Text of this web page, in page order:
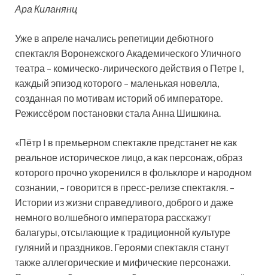
Ара Киланянц
Уже в апреле начались репетиции дебютного
спектакля Воронежского Академического Уличного
театра – комическо-лирического действия о Петре I,
каждый эпизод которого – маленькая новелла,
созданная по мотивам историй об императоре.
Режиссёром постановки стала Анна Шишкина.
«Пётр I в премьерном спектакле предстанет не как
реальное историческое лицо, а как персонаж, образ
которого прочно укоренился в фольклоре и народном
сознании, – говорится в пресс-релизе спектакля. –
Истории из жизни справедливого, доброго и даже
немного волшебного императора расскажут
балагуры, отсылающие к традиционной культуре
гуляний и праздников. Героями спектакля станут
также аллегорические и мифические персонажи.